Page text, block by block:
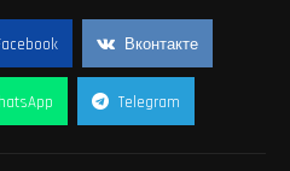
Вконтакте
Telegram